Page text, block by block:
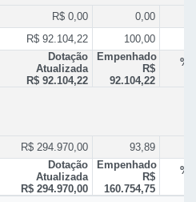
R$ 0,00
0,00
R$ 92.104,22 100,00
Dotação
Atualizada
R$ 92.104,22
Empenhado
R$
92.104,22
%
R$ 294.970,00 93,89
Dotação
Atualizada
R$ 294.970,00
Empenhado
R$
160.754,75
%